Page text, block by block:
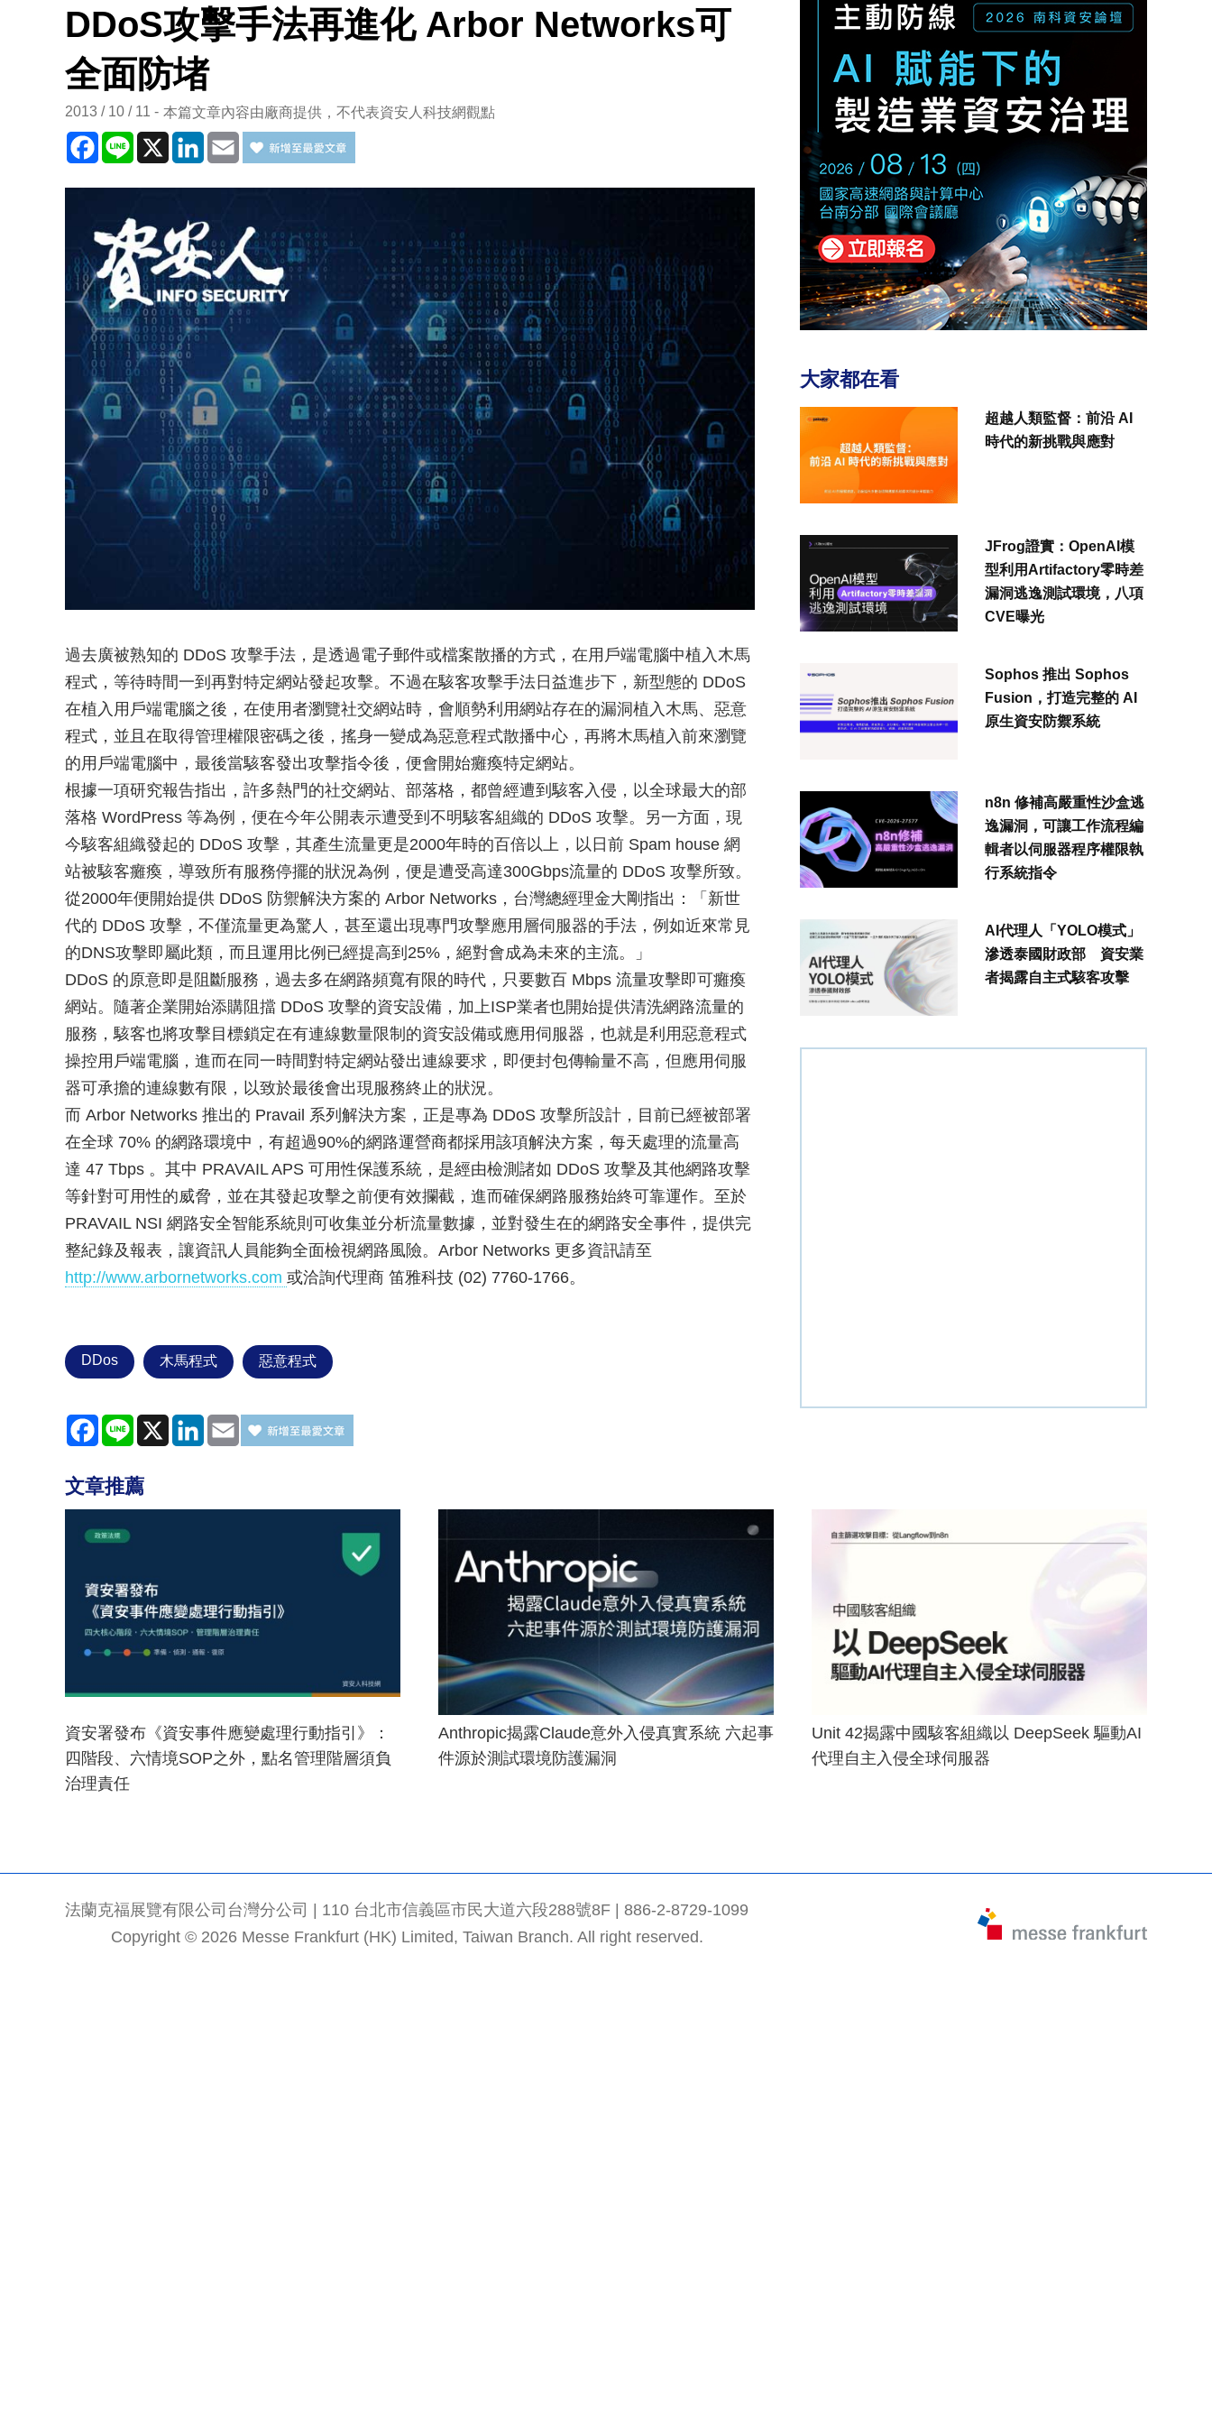
DDoS攻擊手法再進化 Arbor Networks可
全面防堵
2013 / 10 / 11 本篇文章內容由廠商提供，不代表資安人科技網觀點
Facebook
Line X LinkedInEmail
過去廣被熟知的 DDoS 攻擊手法，是透過電子郵件或檔案散播的方式，在用戶端電腦中植入木馬
程式，等待時間一到再對特定網站發起攻擊。不過在駭客攻擊手法日益進步下，新型態的 DDoS
在植入用戶端電腦之後，在使用者瀏覽社交網站時，會順勢利用網站存在的漏洞植入木馬、惡意
程式，並且在取得管理權限密碼之後，搖身一變成為惡意程式散播中心，再將木馬植入前來瀏覽
的用戶端電腦中，最後當駭客發出攻擊指令後，便會開始癱瘓特定網站。
根據一項研究報告指出，許多熱門的社交網站、部落格，都曾經遭到駭客入侵，以全球最大的部
落格 WordPress 等為例，便在今年公開表示遭受到不明駭客組織的 DDoS 攻擊。另一方面，現
今駭客組織發起的 DDoS 攻擊，其產生流量更是2000年時的百倍以上，以日前 Spam house 網
站被駭客癱瘓，導致所有服務停擺的狀況為例，便是遭受高達300Gbps流量的 DDoS 攻擊所致。
從2000年便開始提供 DDoS 防禦解決方案的 Arbor Networks，台灣總經理金大剛指出：「新世
代的 DDoS 攻擊，不僅流量更為驚人，甚至還出現專門攻擊應用層伺服器的手法，例如近來常見
的DNS攻擊即屬此類，而且運用比例已經提高到25%，絕對會成為未來的主流。」
DDoS 的原意即是阻斷服務，過去多在網路頻寬有限的時代，只要數百 Mbps 流量攻擊即可癱瘓
網站。隨著企業開始添購阻擋 DDoS 攻擊的資安設備，加上ISP業者也開始提供清洗網路流量的
服務，駭客也將攻擊目標鎖定在有連線數量限制的資安設備或應用伺服器，也就是利用惡意程式
操控用戶端電腦，進而在同一時間對特定網站發出連線要求，即便封包傳輸量不高，但應用伺服
器可承擔的連線數有限，以致於最後會出現服務終止的狀況。
而 Arbor Networks 推出的 Pravail 系列解決方案，正是專為 DDoS 攻擊所設計，目前已經被部署
在全球 70% 的網路環境中，有超過90%的網路運營商都採用該項解決方案，每天處理的流量高
達 47 Tbps 。其中 PRAVAIL APS 可用性保護系統，是經由檢測諸如 DDoS 攻擊及其他網路攻擊
等針對可用性的威脅，並在其發起攻擊之前便有效攔截，進而確保網路服務始終可靠運作。至於
PRAVAIL NSI 網路安全智能系統則可收集並分析流量數據，並對發生在的網路安全事件，提供完
整紀錄及報表，讓資訊人員能夠全面檢視網路風險。Arbor Networks 更多資訊請至
http://www.arbornetworks.com 或洽詢代理商 笛雅科技 (02) 7760-1766。
DDos 木馬程式 惡意程式
Facebook
Line X LinkedInEmail
大家都在看
超越人類監督：前沿 AI
時代的新挑戰與應對
JFrog證實：OpenAI模
型利用Artifactory零時差
漏洞逃逸測試環境，八項
CVE曝光
Sophos 推出 Sophos
Fusion，打造完整的 AI
原生資安防禦系統
n8n 修補高嚴重性沙盒逃
逸漏洞，可讓工作流程編
輯者以伺服器程序權限執
行系統指令
AI代理人「YOLO模式」
滲透泰國財政部 資安業
者揭露自主式駭客攻擊
文章推薦
資安署發布《資安事件應變處理行動指引》：
四階段、六情境SOP之外，點名管理階層須負
治理責任
Anthropic揭露Claude意外入侵真實系統 六起事
件源於測試環境防護漏洞
Unit 42揭露中國駭客組織以 DeepSeek 驅動AI
代理自主入侵全球伺服器
法蘭克福展覽有限公司台灣分公司 | 110 台北市信義區市民大道六段288號8F | 886-2-8729-1099
Copyright © 2026 Messe Frankfurt (HK) Limited, Taiwan Branch. All right reserved.